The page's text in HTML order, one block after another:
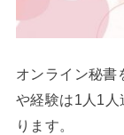
オンライン秘書
や経験は1人1
ります。